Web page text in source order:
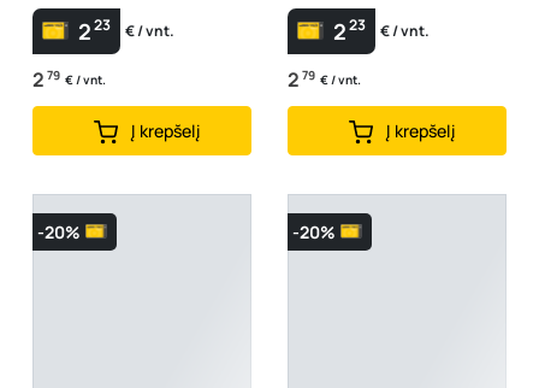
223 € / vnt.
2 79 € / vnt.
Į krepšelį
223 € / vnt.
2 79 € / vnt.
Į krepšelį
-20% -20%